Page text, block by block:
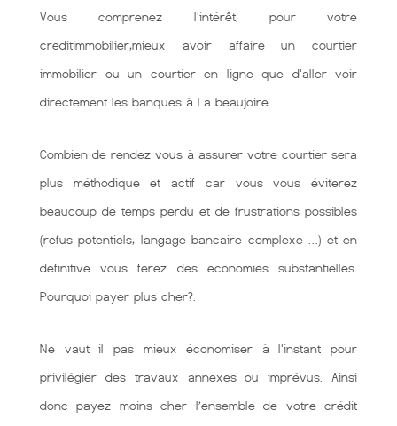
Vous comprenez l'intérêt, pour votre
creditimmobilier,mieux avoir affaire un courtier
immobilier ou un courtier en ligne que d'aller voir
directement les banques à La beaujoire.
Combien de rendez vous à assurer votre courtier sera
plus méthodique et actif car vous vous éviterez
beaucoup de temps perdu et de frustrations possibles
(refus potentiels, langage bancaire complexe …) et en
définitive vous ferez des économies substantielles.
Pourquoi payer plus cher?.
Ne vaut il pas mieux économiser à l'instant pour
privilégier des travaux annexes ou imprévus. Ainsi
donc payez moins cher l’ensemble de votre crédit